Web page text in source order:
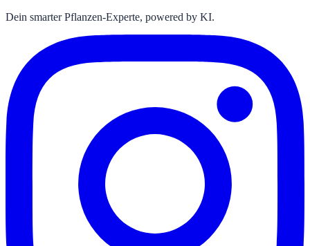
Dein smarter Pflanzen-Experte, powered by KI.